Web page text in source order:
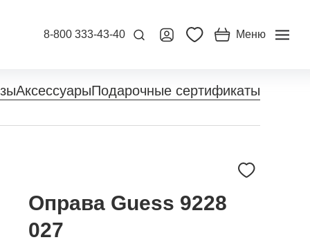
8-800 333-43-40 Меню
АксессуарыПодарочные сертификаты
Оправа Guess 9228
027